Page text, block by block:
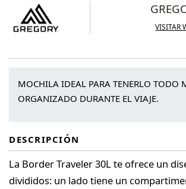
VISITAR
MOCHILA IDEAL PARA TENERLO TODO
ORGANIZADO DURANTE EL VIAJE.
DESCRIPCIÓN
La Border Traveler 30L te ofrece un
divididos: un lado tiene un